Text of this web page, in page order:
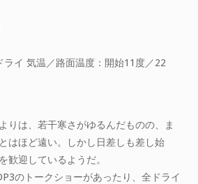
ライ 気温／路面温度：開始11度／22
りは、若干寒さがゆるんだものの、ま
はほど遠い。しかし日差しも差し始
歓迎しているようだ。
のトークショーがあったり、全ドライ